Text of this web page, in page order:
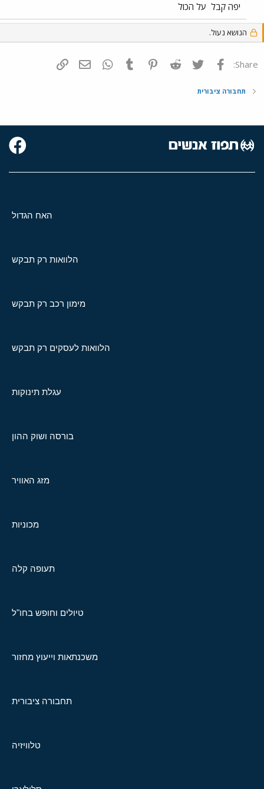
יפה קבל על הכול
הנושא נעול.
Share: פייסבוק Twitter
Reddit
Pinterest
Tumblr
WhatsAppדואר אלקטרוני
תחבורה ציבורית
האח הגדול
הלוואות רק תבקש
מימון רכב רק תבקש
הלוואות לעסקים רק תבקש
עגלת תינוקות
בורסה ושוק ההון
מזג האוויר
מכוניות
תעופה קלה
טיולים וחופש בחו"ל
משכנתאות וייעוץ מחזור
תחבורה ציבורית
טלוויזיה